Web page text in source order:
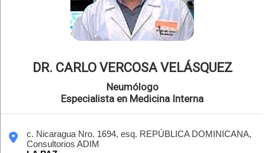
DR. CARLO VERCOSA VELÁSQUEZ
Neumólogo
Especialista en Medicina Interna
c. Nicaragua Nro. 1694, esq. REPÚBLICA DOMINICANA,
Consultorios ADIM